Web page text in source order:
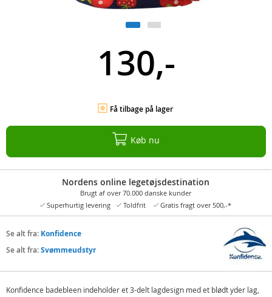
130,-
Få tilbage på lager
Køb nu
Nordens online legetøjsdestination
Brugt af over 70.000 danske kunder
Superhurtig levering
Toldfrit Gratis fragt over 500,-*
Se alt fra: Konfidence
Se alt fra:Svømmeudstyr
Konfidence badebleen indeholder et 3-delt lagdesign med et blødt yder lag,